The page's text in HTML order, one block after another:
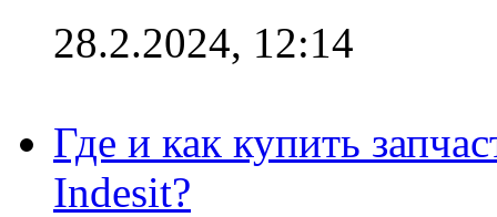
28.2.2024, 12:14
Где и как купить
Indesit?